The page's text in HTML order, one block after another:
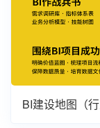
BI建设地图（行